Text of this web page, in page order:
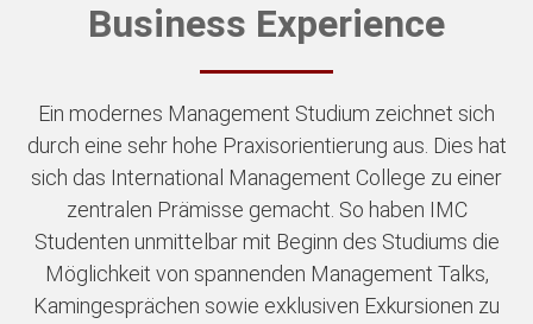
Business Experience
Ein modernes Management Studium zeichnet sich
durch eine sehr hohe Praxisorientierung aus. Dies hat
sich das International Management College zu einer
zentralen Prämisse gemacht. So haben IMC
Studenten unmittelbar mit Beginn des Studiums die
Möglichkeit von spannenden Management Talks,
Kamingesprächen sowie exklusiven Exkursionen zu